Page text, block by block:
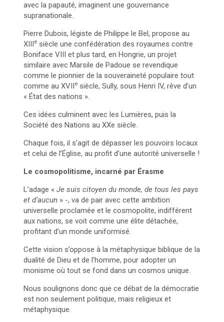
avec la papauté, imaginent une gouvernance
supranationale.
Pierre Dubois, légiste de Philippe le Bel, propose au
XIIIe siècle une confédération des royaumes contre
Boniface VIII et plus tard, en Hongrie, un projet
similaire avec Marsile de Padoue se revendique
comme le pionnier de la souveraineté populaire tout
comme au XVIIe siècle, Sully, sous Henri IV, rêve d’un
« État des nations ».
Ces idées culminent avec les Lumières, puis la
Société des Nations au XXe siècle.
Chaque fois, il s’agit de dépasser les pouvoirs locaux
et celui de l’Église, au profit d’une autorité universelle !
Le cosmopolitisme, incarné par Érasme
L’adage « Je suis citoyen du monde, de tous les pays
et d’aucun » -, va de pair avec cette ambition
universelle proclamée et le cosmopolite, indifférent
aux nations, se voit comme une élite détachée,
profitant d’un monde uniformisé.
Cette vision s’oppose à la métaphysique biblique de la
dualité de Dieu et de l’homme, pour adopter un
monisme où tout se fond dans un cosmos unique.
Nous soulignons donc que ce débat de la démocratie
est non seulement politique, mais religieux et
métaphysique.